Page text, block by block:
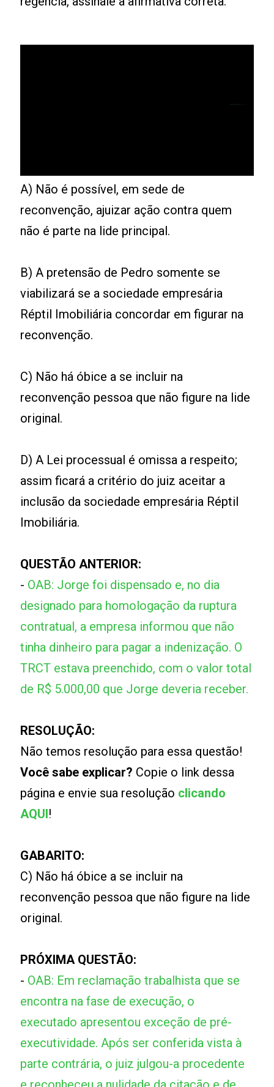
A) Não é possível, em sede de
reconvenção, ajuizar ação contra quem
não é parte na lide principal.
B) A pretensão de Pedro somente se
viabilizará se a sociedade empresária
Réptil Imobiliária concordar em figurar na
reconvenção.
C) Não há óbice a se incluir na
reconvenção pessoa que não figure na lide
original.
D) A Lei processual é omissa a respeito;
assim ficará a critério do juiz aceitar a
inclusão da sociedade empresária Réptil
Imobiliária.
QUESTÃO ANTERIOR:
- OAB: Jorge foi dispensado e, no dia
designado para homologação da ruptura
contratual, a empresa informou que não
tinha dinheiro para pagar a indenização. O
TRCT estava preenchido, com o valor total
de R$ 5.000,00 que Jorge deveria receber.
RESOLUÇÃO:
Não temos resolução para essa questão!
Você sabe explicar? Copie o link dessa
página e envie sua resolução clicando
AQUI!
GABARITO:
C) Não há óbice a se incluir na
reconvenção pessoa que não figure na lide
original.
PRÓXIMA QUESTÃO:
- OAB: Em reclamação trabalhista que se
encontra na fase de execução, o
executado apresentou exceção de pré-
executividade. Após ser conferida vista à
parte contrária, o juiz julgou-a procedente